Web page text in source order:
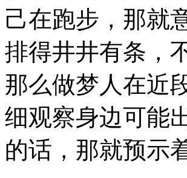
己在跑步，那就
排得井井有条，
那么做梦人在近
细观察身边可能
的话，那就预示